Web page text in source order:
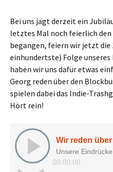
Bei uns jagt derzeit ein
letztes Mal noch feierlich
begangen, feiern wir jetzt die
einhundertste) Folge
haben wir uns dafür etwas
Georg reden über den
spielen dabei das Indie-
Hört rein!